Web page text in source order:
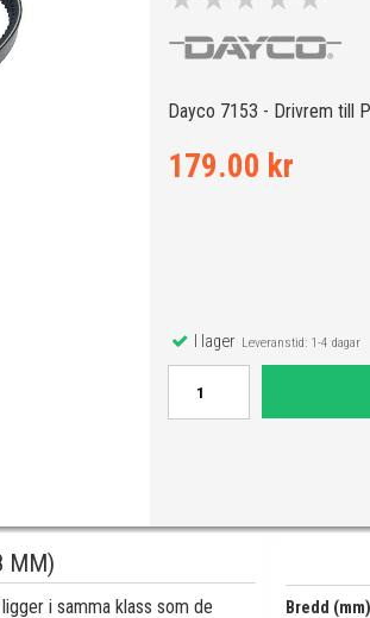
för vald moped och universella produkter.
Dayco 7153 - Drivrem till
179.00 kr
I lagerLeveranstid: 1-4 dagar
MM)
i samma klass som de
Bredd (mm)